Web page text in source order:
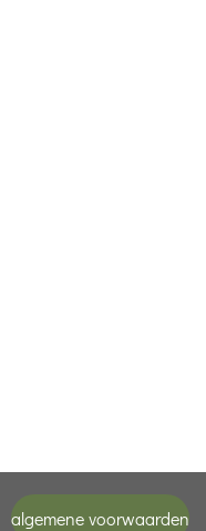
algemene voorwaarden